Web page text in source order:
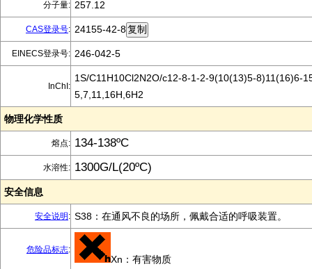
分子量: 257.12
CAS登录号: 24155-42-8
EINECS登录号: 246-042-5
InChI:
1S/C11H10Cl2N2O/c12-8-1-2-9(10(13)5-8)11(16)6-
5,7,11,16H,6H2
物理化学性质
熔点: 134-138ºC
水溶性: 1300G/L(20ºC)
安全信息
安全说明 : S38：在通风不良的场所，佩戴合适的呼吸装置。
危险品标志:
Xn：有害物质